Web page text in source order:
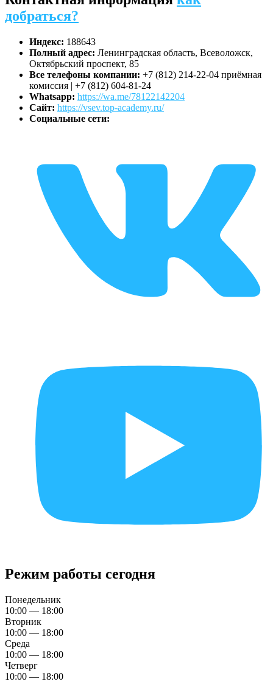
добраться?
Индекс: 188643
Полный адрес: Ленинградская область, Всеволожск,
Октябрьский проспект, 85
Все телефоны компании: +7 (812) 214-22-04 приёмная
комиссия | +7 (812) 604-81-24
Whatsapp: https://wa.me/78122142204
Сайт: https://vsev.top-academy.ru/
Социальные сети:
Режим работы сегодня
Понедельник
10:00 — 18:00
Вторник
10:00 — 18:00
Среда
10:00 — 18:00
Четверг
10:00 — 18:00